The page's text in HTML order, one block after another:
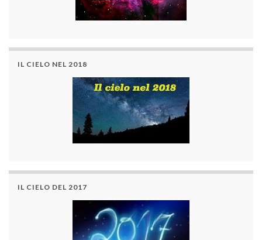
IL CIELO NEL 2018
IL CIELO DEL 2017